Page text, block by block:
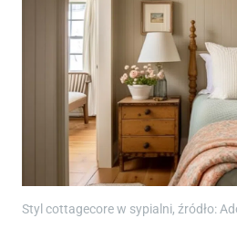
Styl cottagecore w sypialni, źródło: